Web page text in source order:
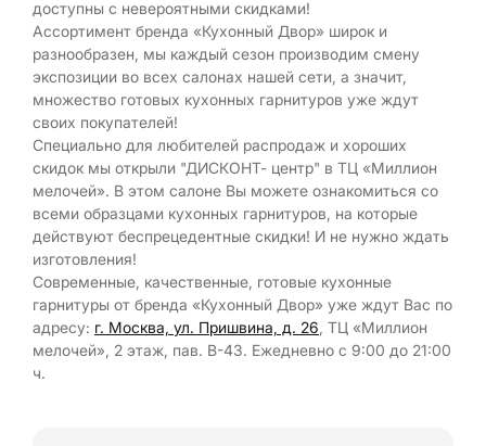
доступны с невероятными скидками!
Ассортимент бренда «Кухонный Двор» широк и
разнообразен, мы каждый сезон производим смену
экспозиции во всех салонах нашей сети, а значит,
множество готовых кухонных гарнитуров уже ждут
своих покупателей!
Специально для любителей распродаж и хороших
скидок мы открыли "ДИСКОНТ- центр" в ТЦ «Миллион
мелочей». В этом салоне Вы можете ознакомиться со
всеми образцами кухонных гарнитуров, на которые
действуют беспрецедентные скидки! И не нужно ждать
изготовления!
Современные, качественные, готовые кухонные
гарнитуры от бренда «Кухонный Двор» уже ждут Вас по
адресу: г. Москва, ул. Пришвина, д. 26 , ТЦ «Миллион
мелочей», 2 этаж, пав. В-43. Ежедневно с 9:00 до 21:00
ч.